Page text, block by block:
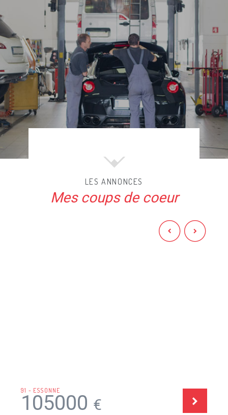
LES ANNONCES
Mes coups de coeur
91 - ESSONNE
105000 €